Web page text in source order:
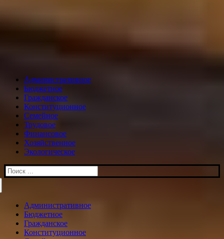
Административное
Бюджетное
Гражданское
Конституционное
Семейное
Трудовое
Финансовое
Хозяйственное
Экологическое
Искать:
Административное
Бюджетное
Гражданское
Конституционное